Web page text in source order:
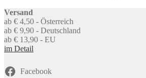
Versand
ab € 4,50 - Österreich
ab € 9,90 - Deutschland
ab € 13,90 - EU
im Detail
Facebook